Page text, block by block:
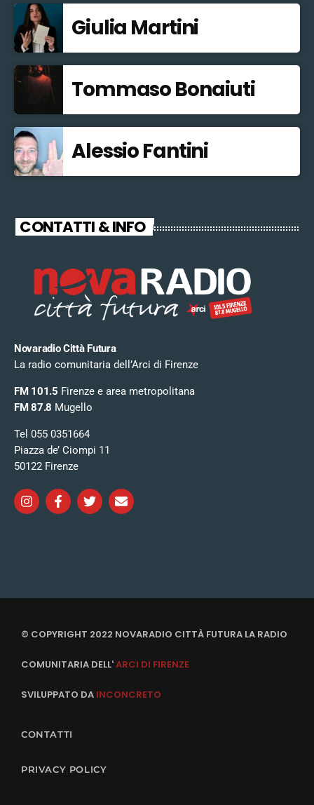
Giulia Martini
Tommaso Bonaiuti
Alessio Fantini
CONTATTI & INFO
Novaradio Città Futura
La radio comunitaria dell’Arci di Firenze
FM 101.5 Firenze e area metropolitana
FM 87.8 Mugello
Tel 055 0351664
Piazza de’ Ciompi 11
50122 Firenze
© COPYRIGHT 2022 NOVARADIO CITTÀ FUTURA LA RADIO
COMUNITARIA DELL'ARCI DI FIRENZE
SVILUPPATO DA INCONCRETO
CONTATTI
PRIVACY POLICY